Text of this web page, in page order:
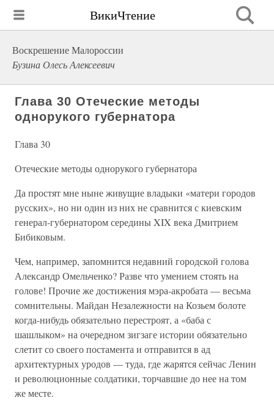
ВикиЧтение
Воскрешение Малороссии
Бузина Олесь Алексеевич
Глава 30 Отеческие методы
однорукого губернатора
Глава 30
Отеческие методы однорукого губернатора
Да простят мне ныне живущие владыки «матери городов
русских», но ни один из них не сравнится с киевским
генерал-губернатором середины XIX века Дмитрием
Бибиковым.
Чем, например, запомнится недавний городской голова
Александр Омельченко? Разве что умением стоять на
голове! Прочие же достижения мэра-акробата — весьма
сомнительны. Майдан Незалежности на Козьем болоте
когда-нибудь обязательно перестроят, а «баба с
шашлыком» на очередном зигзаге истории обязательно
слетит со своего постамента и отправится в ад
архитектурных уродов — туда, где жарятся сейчас Ленин
и революционные солдатики, торчавшие до нее на том
же месте.